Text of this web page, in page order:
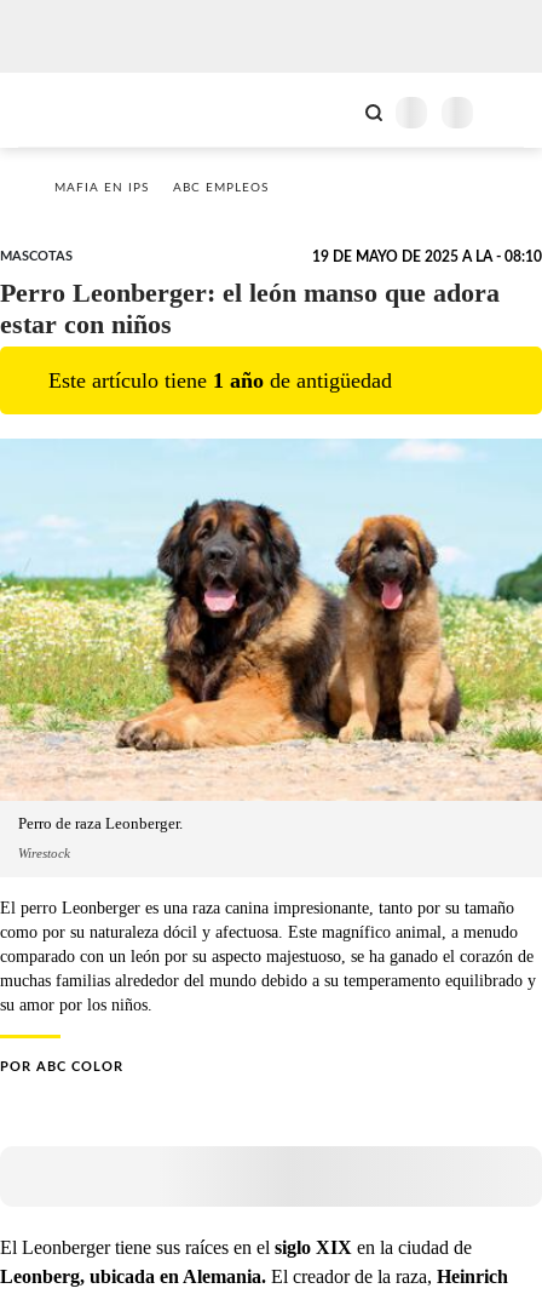
MAFIA EN IPS ABC EMPLEOS
MASCOTAS 19 DE MAYO DE 2025 A LA - 08:10
Perro Leonberger: el león manso que adora
estar con niños
Este artículo tiene 1 año de antigüedad
Perro de raza Leonberger.
Wirestock
El perro Leonberger es una raza canina impresionante, tanto por su tamaño
como por su naturaleza dócil y afectuosa. Este magnífico animal, a menudo
comparado con un león por su aspecto majestuoso, se ha ganado el corazón de
muchas familias alrededor del mundo debido a su temperamento equilibrado y
su amor por los niños.
POR ABC COLOR
El Leonberger tiene sus raíces en el siglo XIX en la ciudad de
Leonberg, ubicada en Alemania. El creador de la raza, Heinrich